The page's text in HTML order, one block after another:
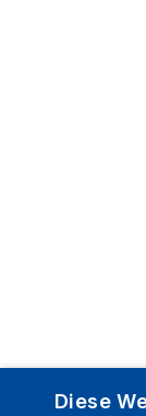
Diese